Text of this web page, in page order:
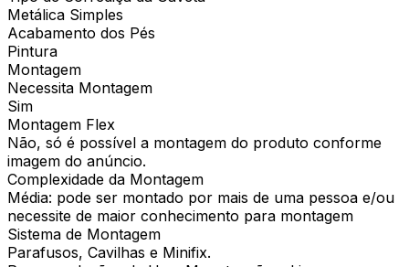
Metálica Simples
Acabamento dos Pés
Pintura
Montagem
Necessita Montagem
Sim
Montagem Flex
Não, só é possível a montagem do produto conforme
imagem do anúncio.
Complexidade da Montagem
Média: pode ser montado por mais de uma pessoa e/ou
necessite de maior conhecimento para montagem
Sistema de Montagem
Parafusos, Cavilhas e Minifix.